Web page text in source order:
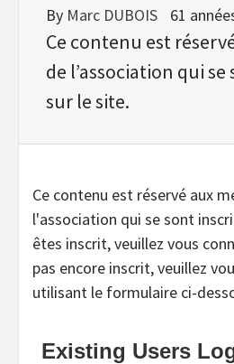
By Marc DUBOIS 61
Ce contenu est
de l’association qui
sur le site.
Ce contenu est réservé aux
l'association qui se sont
êtes inscrit, veuillez vous
pas encore inscrit, veuillez
utilisant le formulaire ci-
Existing Users